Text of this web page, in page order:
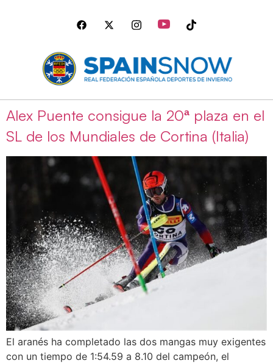
Alex Puente consigue la 20ª plaza en el
SL de los Mundiales de Cortina (Italia)
El aranés ha completado las dos mangas muy exigentes
con un tiempo de 1:54.59 a 8.10 del campeón, el